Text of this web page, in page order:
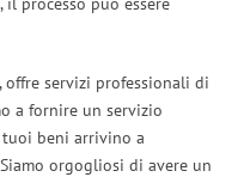
offre servizi professionali di
a fornire un servizio
beni arrivino a
orgogliosi di avere un